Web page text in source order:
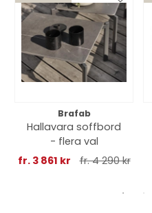
Brafab
Hallavara soffbord
- flera val
fr. 3 861 kr
fr. 4 290 kr